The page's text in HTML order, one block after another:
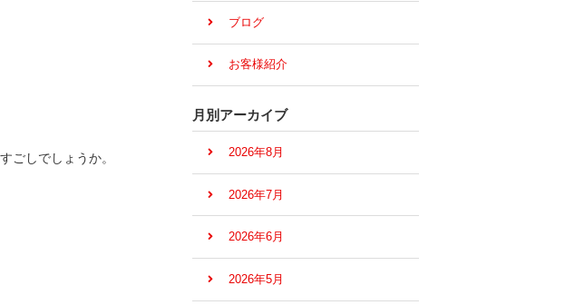
ごしでしょうか。
ブログ
お客様紹介
月別アーカイブ
2026年8月
2026年7月
2026年6月
2026年5月